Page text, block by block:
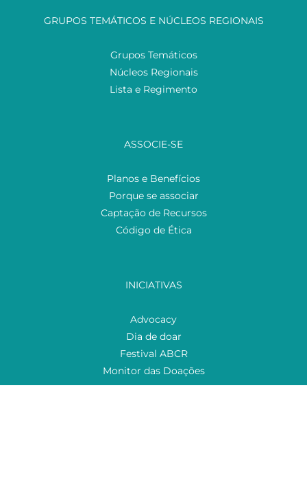
GRUPOS TEMÁTICOS E NÚCLEOS REGIONAIS
Grupos Temáticos
Núcleos Regionais
Lista e Regimento
ASSOCIE-SE
Planos e Benefícios
Porque se associar
Captação de Recursos
Código de Ética
INICIATIVAS
Advocacy
Dia de doar
Festival ABCR
Monitor das Doações